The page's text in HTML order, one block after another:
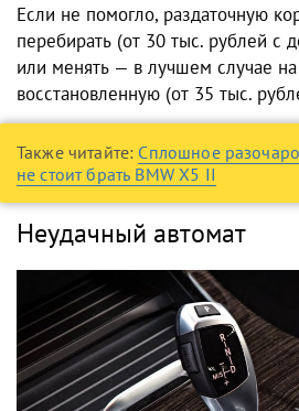
Если не помогло, раздаточную
перебирать (от 30 тыс. рублей с
или менять — в лучшем случае
восстановленную (от 35 тыс.
Также читайте: Сплошное
не стоит брать BMW Х5 II
Неудачный автомат